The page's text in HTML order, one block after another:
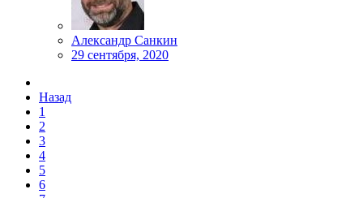
Александр Санкин
29 сентября, 2020
Назад
1
2
3
4
5
6